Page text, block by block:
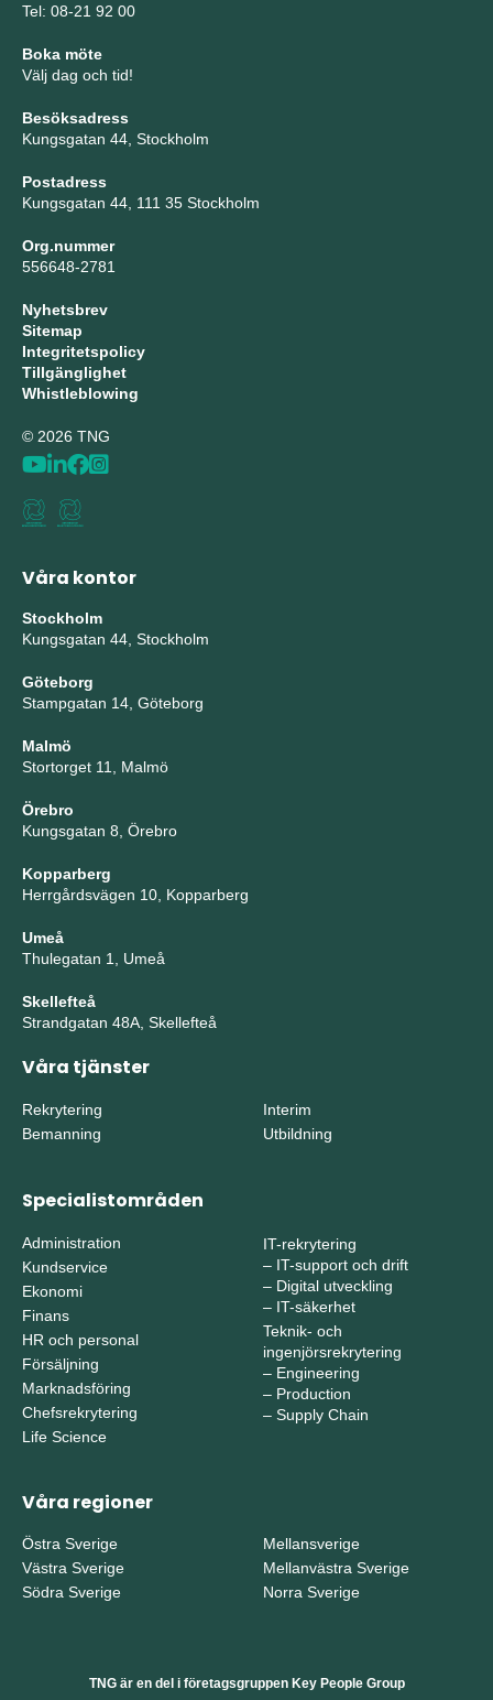
Tel: 08-21 92 00
Boka möte
Välj dag och tid!
Besöksadress
Kungsgatan 44, Stockholm
Postadress
Kungsgatan 44, 111 35 Stockholm
Org.nummer
556648-2781
Nyhetsbrev
Sitemap
Integritetspolicy
Tillgänglighet
Whistleblowing
© 2026 TNG
Våra kontor
Stockholm
Kungsgatan 44, Stockholm
Göteborg
Stampgatan 14, Göteborg
Malmö
Stortorget 11, Malmö
Örebro
Kungsgatan 8, Örebro
Kopparberg
Herrgårdsvägen 10, Kopparberg
Umeå
Thulegatan 1, Umeå
Skellefteå
Strandgatan 48A, Skellefteå
Våra tjänster
Rekrytering
Bemanning
Interim
Utbildning
Specialistområden
Administration
Kundservice
Ekonomi
Finans
HR och personal
Försäljning
Marknadsföring
Chefsrekrytering
Life Science
IT-rekrytering
– IT-support och drift
– Digital utveckling
– IT-säkerhet
Teknik- och
ingenjörsrekrytering
– Engineering
– Production
– Supply Chain
Våra regioner
Östra Sverige
Västra Sverige
Södra Sverige
Mellansverige
Mellanvästra Sverige
Norra Sverige
TNG är en del i företagsgruppen Key People Group